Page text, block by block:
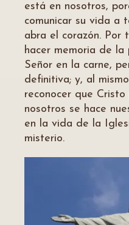
está en nosotros,
comunicar su vida a
abra el corazón. Por
hacer memoria de
Señor en la carne,
definitiva; y, al
reconocer que
nosotros se hace
en la vida de la
misterio.